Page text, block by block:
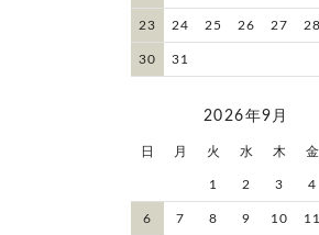
23 24 25 26 27 28
30 31
2026年9月
日 月 火 水 木 金
1 2 3 4
6 7 8 9 10 11